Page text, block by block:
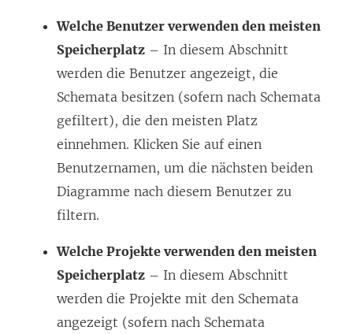
Welche Benutzer verwenden den meisten
Speicherplatz – In diesem Abschnitt
werden die Benutzer angezeigt, die
Schemata besitzen (sofern nach Schemata
gefiltert), die den meisten Platz
einnehmen. Klicken Sie auf einen
Benutzernamen, um die nächsten beiden
Diagramme nach diesem Benutzer zu
filtern.
Welche Projekte verwenden den meisten
Speicherplatz – In diesem Abschnitt
werden die Projekte mit den Schemata
angezeigt (sofern nach Schemata